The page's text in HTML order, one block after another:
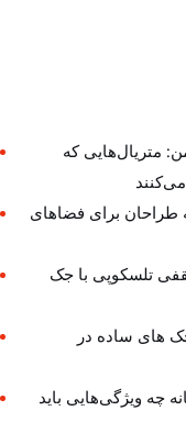
متریال‌هایی که
طراحان برای فضاهای
تلسکوپی با جک
های ساده در
چه ویژگی‌هایی باید